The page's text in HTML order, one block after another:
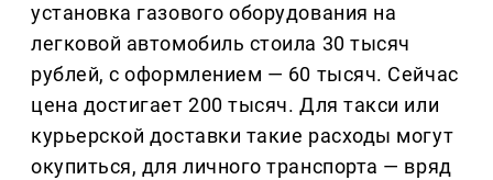
установка газового оборудования на
легковой автомобиль стоила 30 тысяч
рублей, с оформлением — 60 тысяч. Сейчас
цена достигает 200 тысяч. Для такси или
курьерской доставки такие расходы могут
окупиться, для личного транспорта — вряд